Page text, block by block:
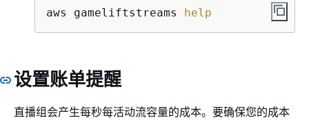
aws gameliftstreams help
设置账单提醒
直播组会产生每秒每活动流容量的成本。要确保您的成本